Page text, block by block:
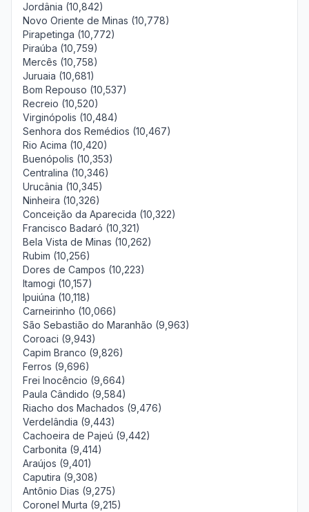
Jordânia (10,842)
Novo Oriente de Minas (10,778)
Pirapetinga (10,772)
Piraúba (10,759)
Mercês (10,758)
Juruaia (10,681)
Bom Repouso (10,537)
Recreio (10,520)
Virginópolis (10,484)
Senhora dos Remédios (10,467)
Rio Acima (10,420)
Buenópolis (10,353)
Centralina (10,346)
Urucânia (10,345)
Ninheira (10,326)
Conceição da Aparecida (10,322)
Francisco Badaró (10,321)
Bela Vista de Minas (10,262)
Rubim (10,256)
Dores de Campos (10,223)
Itamogi (10,157)
Ipuiúna (10,118)
Carneirinho (10,066)
São Sebastião do Maranhão (9,963)
Coroaci (9,943)
Capim Branco (9,826)
Ferros (9,696)
Frei Inocêncio (9,664)
Paula Cândido (9,584)
Riacho dos Machados (9,476)
Verdelândia (9,443)
Cachoeira de Pajeú (9,442)
Carbonita (9,414)
Araújos (9,401)
Caputira (9,308)
Antônio Dias (9,275)
Coronel Murta (9,215)